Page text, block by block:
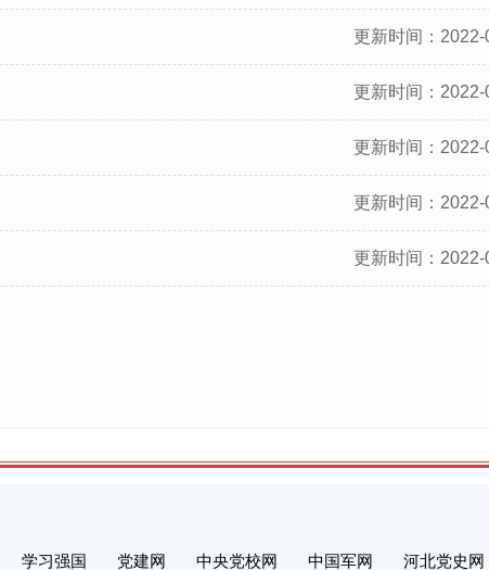
更新时间：2022-
更新时间：2022-
更新时间：2022-
更新时间：2022-
更新时间：2022-
学习强国 党建网 中央党校网 中国军网 河北党史网